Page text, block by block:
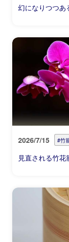
幻になりつつあ
2026/7/15 #竹
見直される竹